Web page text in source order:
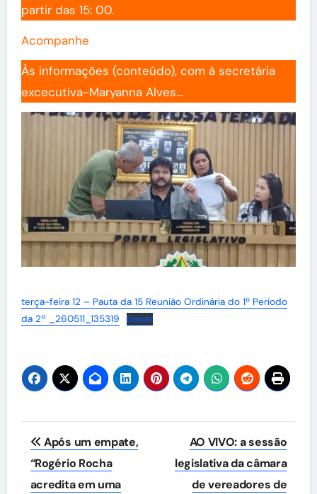
partir das 15: 00.
Acompanhe
Às informações (conteúdo), com à secretária
excecutiva-Maryanna Alves…
terça-feira 12 – Pauta da 15 Reunião Ordinária do 1º Período
da 2ª _260511_135319
Baixar
Navegação
de
Após um empate,
“Rogério Rocha
acredita em uma
AO VIVO: a sessão
legislativa da câmara
de vereadores de